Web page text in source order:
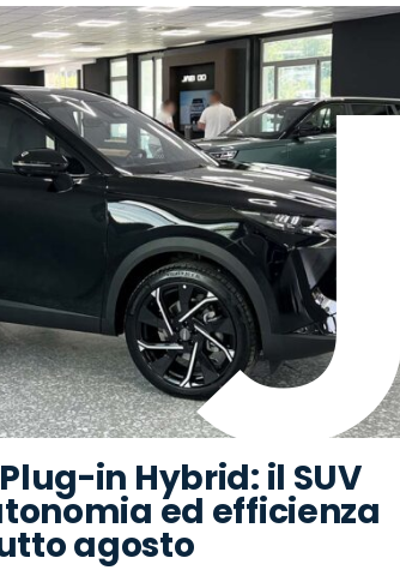
in Hybrid: il SUV
ed efficienza
agosto